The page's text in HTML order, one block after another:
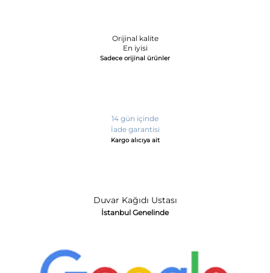
Orijinal kalite
En iyisi
Sadece orijinal ürünler
14 gün içinde
İade garantisi
Kargo alıcıya ait
Duvar Kağıdı Ustası
İstanbul Genelinde